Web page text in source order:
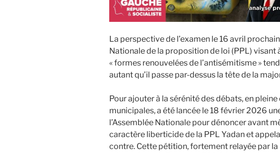
La perspective de l’examen le 16 avril
Nationale de la proposition de loi (PPL) visant
« formes renouvelées de l’antisémitisme »
autant qu’il passe par-dessus la tête de la
Pour ajouter à la sérénité des débats, en
municipales, a été lancée le 18 février 2026
l’Assemblée Nationale pour dénoncer avant
caractère liberticide de la PPL Yadan et
contre. Cette pétition, fortement relayée par la